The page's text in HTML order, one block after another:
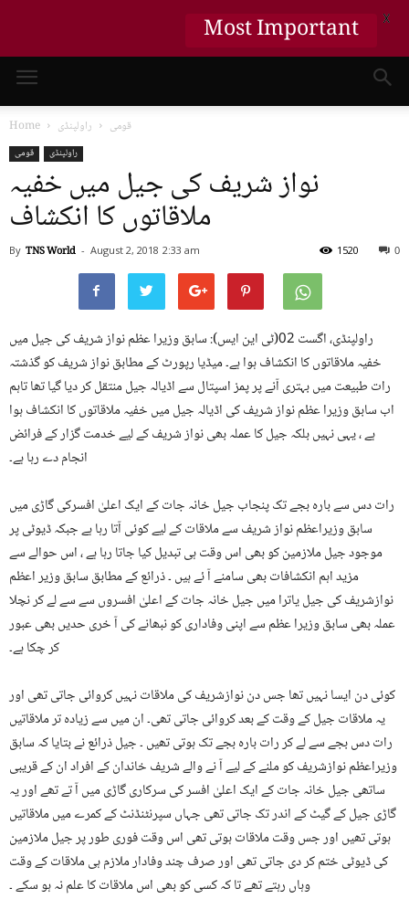
Home قومی راولپنڈی
قومی راولپنڈی
نواز شریف کی جیل میں خفیہ
ملاقاتوں کا انکشاف
By TNS World - August 2, 2018 2:33 am 0
1520
راولپنڈی، اگست 02(ٹی این ایس): سابق وزیرا عظم نواز شریف کی جیل میں
خفیہ ملاقاتوں کا انکشاف ہوا ہے۔ میڈیا رپورٹ کے مطابق نواز شریف کو گذشتہ
رات طبیعت میں بہتری آنے پر پمز اسپتال سے اڈیالہ جیل منتقل کر دیا گیا تھا تاہم
اب سابق وزیرا عظم نواز شریف کی اڈیالہ جیل میں خفیہ ملاقاتوں کا انکشاف ہوا
ہے ، یہی نہیں بلکہ جیل کا عملہ بھی نواز شریف کے لیے خدمت گزار کے فرائض
انجام دے رہا ہے۔
رات دس سے بارہ بجے تک پنجاب جیل خانہ جات کے ایک اعلیٰ افسرکی گاڑی میں
سابق وزیراعظم نواز شریف سے ملاقات کے لیے کوئی آتا رہا ہے جبکہ ڈیوٹی پر
موجود جیل ملازمین کو بھی اس وقت ہی تبدیل کیا جاتا رہا ہے ، اس حوالے سے
مزید اہم انکشافات بھی سامنے آ ئے ہیں ۔ ذرائع کے مطابق سابق وزیر اعظم
نوازشریف کی جیل یاترا میں جیل خانہ جات کے اعلیٰ افسروں سے سے لے کر نچلا
عملہ بھی سابق وزیرا عظم سے اپنی وفاداری کو نبھانے کی آ خری حدیں بھی عبور
کر چکا ہے۔
کوئی دن ایسا نہیں تھا جس دن نوازشریف کی ملاقات نہیں کروائی جاتی تھی اور
یہ ملاقات جیل کے وقت کے بعد کروائی جاتی تھی۔ ان میں سے زیادہ تر ملاقاتیں
رات دس بجے سے لے کر رات بارہ بجے تک ہوتی تھیں ۔ جیل ذرائع نے بتایا کہ سابق
وزیراعظم نوازشریف کو ملنے کے لیے آ نے والے شریف خاندان کے افراد ان کے قریبی
ساتھی جیل خانہ جات کے ایک اعلیٰ افسر کی سرکاری گاڑی میں آ تے تھے اور یہ
گاڑی جیل کے گیٹ کے اندر تک جاتی تھی جہاں سپرنٹنڈنٹ کے کمرے میں ملاقاتیں
ہوتی تھیں اور جس وقت ملاقات ہوتی تھی اس وقت فوری طور پر جیل ملازمین
کی ڈیوٹی ختم کر دی جاتی تھی اور صرف چند وفادار ملازم ہی ملاقات کے وقت
وہاں رہتے تھے تا کہ کسی کو بھی اس ملاقات کا علم نہ ہو سکے ۔
Most Important X